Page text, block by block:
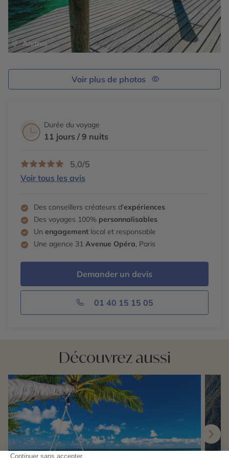
Andros
Voir plus de photos
Durée du voyage
11 jours / 9 nuits
5,0/5
Voir tous les avis
Des conseillers créateurs d'expériences
Des voyages 100% personnalisables
Un engagement local et responsable
Une agence 31 Avenue Opéra, Paris
Demander un devis
01 40 15 15 05
Découvrez aussi